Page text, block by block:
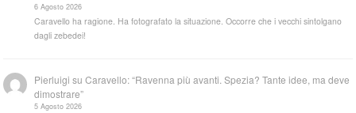
6 Agosto 2026
Caravello ha ragione. Ha fotografato la situazione. Occorre che i vecchi sintolgano
dagli zebedei!
Pierluigi suCaravello: “Ravenna più avanti. Spezia? Tante idee, ma deve
dimostrare”
5 Agosto 2026